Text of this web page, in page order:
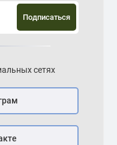
Подписаться
сетях